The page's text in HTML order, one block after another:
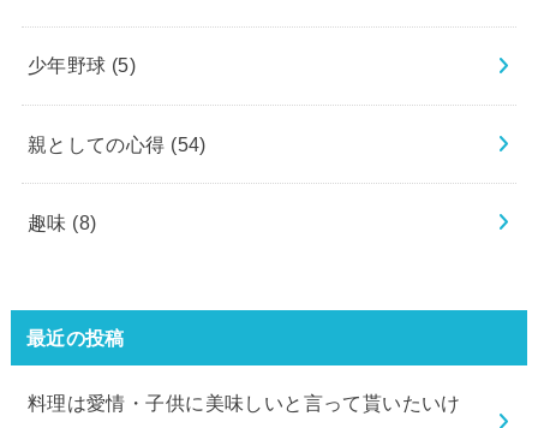
少年野球 (5)
親としての心得 (54)
趣味 (8)
最近の投稿
料理は愛情・子供に美味しいと言って貰いたいけ